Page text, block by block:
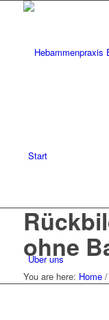
Start
Über uns
ohne
You are here: Home /